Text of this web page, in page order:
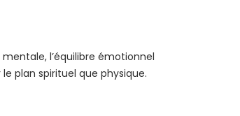
l’équilibre émotionnel
plan spirituel que physique.